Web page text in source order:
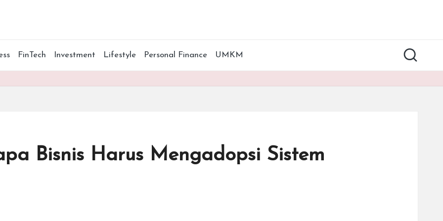
FinTech Investment Lifestyle Personal Finance UMKM
Bisnis Harus Mengadopsi Sistem